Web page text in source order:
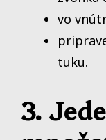
vo
tuku.
3.